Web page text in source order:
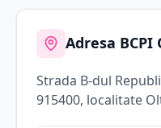
Adresa BCPI
Strada B-dul
915400, localitate